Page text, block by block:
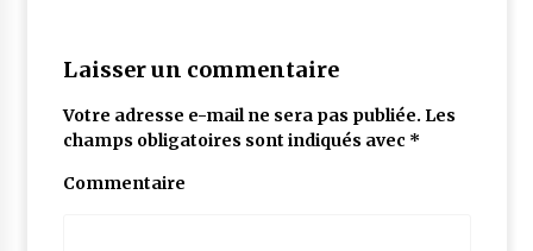
Laisser un commentaire
Votre adresse e-mail ne sera pas publiée. Les
champs obligatoires sont indiqués avec *
Commentaire